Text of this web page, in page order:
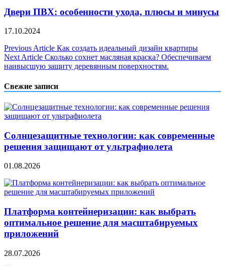
Двери ПВХ: особенности ухода, плюсы и минусы
17.10.2024
Навигация
по
Previous Article Как создать идеальный дизайн квартиры
Next Article Сколько сохнет масляная краска? Обеспечиваем
наивысшую защиту деревянным поверхностям.
Свежие записи
Солнцезащитные технологии: как современные
решения защищают от ультрафиолета
01.08.2026
Платформа контейнеризации: как выбрать
оптимальное решение для масштабируемых
приложений
28.07.2026